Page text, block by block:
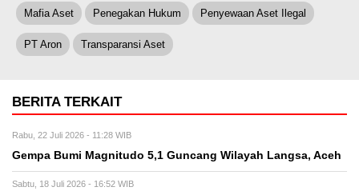
Mafia Aset Penegakan Hukum Penyewaan Aset Ilegal
PT Aron Transparansi Aset
BERITA TERKAIT
Rabu, 22 Juli 2026 - 11:28 WIB
Gempa Bumi Magnitudo 5,1 Guncang Wilayah Langsa, Aceh
Sabtu, 18 Juli 2026 - 16:52 WIB